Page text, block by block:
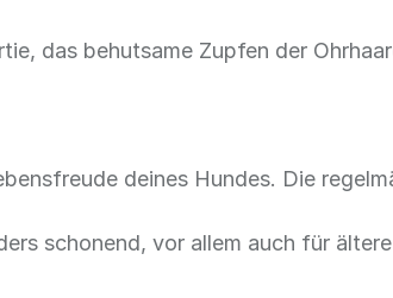
das behutsame Zupfen der
deines Hundes. Die
schonend, vor allem auch für